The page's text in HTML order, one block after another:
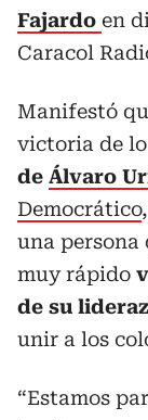
Fajardo en
Caracol
Manifestó
victoria de lo
de Álvaro
Democrático
una persona
muy rápido
de su
unir a los
“Estamos